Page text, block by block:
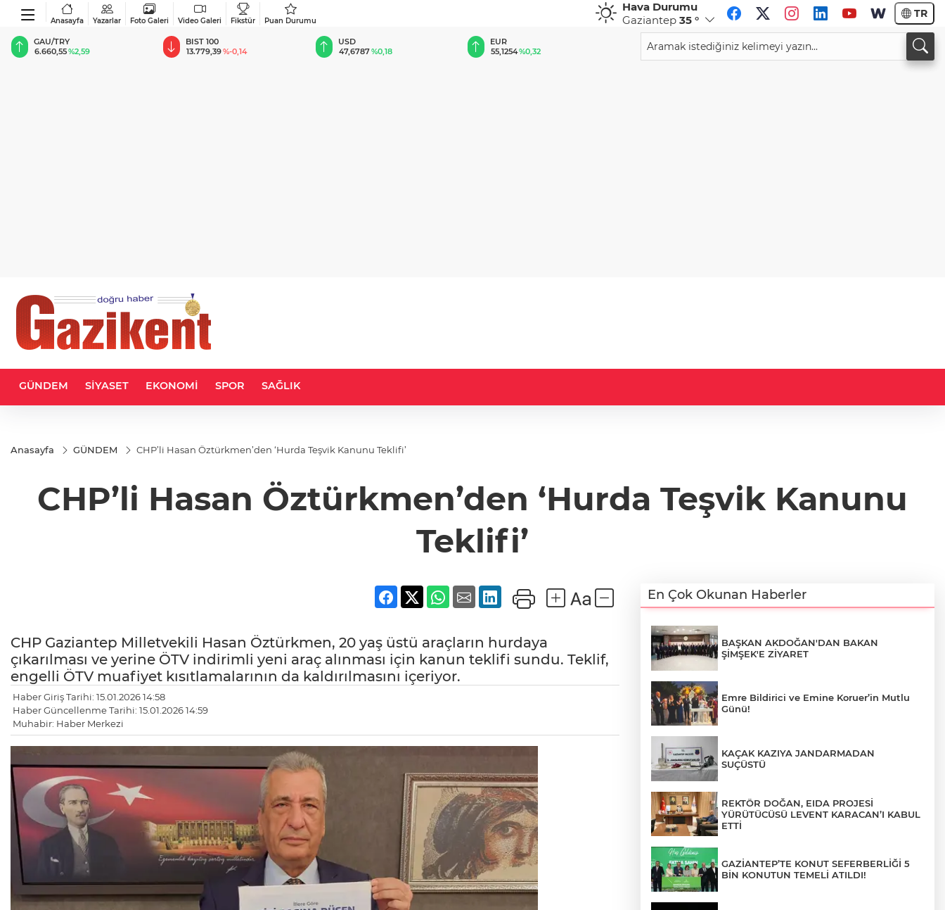
Anasayfa Yazarlar Foto Galeri Video Galeri Fikstür Puan Durumu
Hava Durumu
Gaziantep 35 ° TR
BIST 100
13.779,39%-0,14
USD
47,6787%0,18
EUR
55,1254%0,32
GBP
64,3468%0,38
CHF
59,0083%0,82
34,1883
GÜNDEM SİYASET EKONOMİ SPOR SAĞLIK
Anasayfa GÜNDEM CHP’li Hasan Öztürkmen’den ‘Hurda Teşvik Kanunu Teklifi’
CHP’li Hasan Öztürkmen’den ‘Hurda Teşvik Kanunu
Teklifi’
CHP Gaziantep Milletvekili Hasan Öztürkmen, 20 yaş üstü araçların hurdaya
çıkarılması ve yerine ÖTV indirimli yeni araç alınması için kanun teklifi sundu. Teklif,
engelli ÖTV muafiyet kısıtlamalarının da kaldırılmasını içeriyor.
Haber Giriş Tarihi: 15.01.2026 14:58
Haber Güncellenme Tarihi: 15.01.2026 14:59
Muhabir: Haber Merkezi
En Çok Okunan Haberler
BAŞKAN AKDOĞAN'DAN BAKAN
ŞİMŞEK'E ZİYARET
Emre Bildirici ve Emine Koruer’in Mutlu
Günü!
KAÇAK KAZIYA JANDARMADAN
SUÇÜSTÜ
REKTÖR DOĞAN, EIDA PROJESİ
YÜRÜTÜCÜSÜ LEVENT KARACAN’I KABUL
ETTİ
GAZİANTEP’TE KONUT SEFERBERLİĞİ 5
BİN KONUTUN TEMELİ ATILDI!